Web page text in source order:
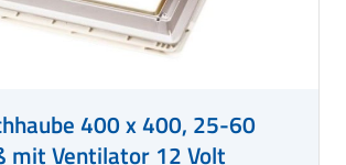
400 x 400, 25-60
mit Ventilator 12 Volt